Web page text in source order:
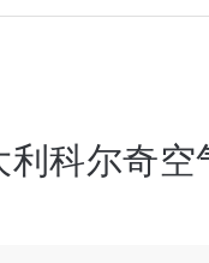
利科尔奇空